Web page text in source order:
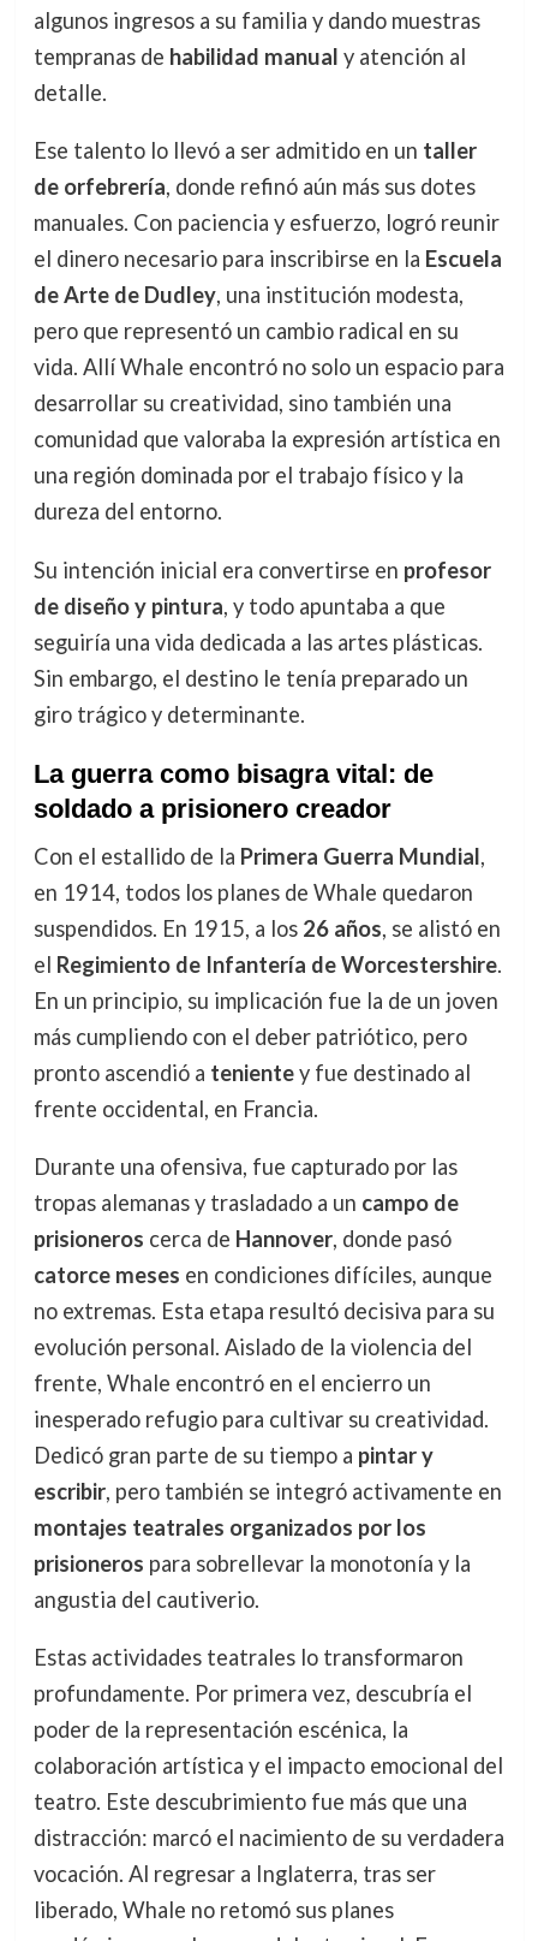
algunos ingresos a su familia y dando muestras
tempranas de habilidad manual y atención al
detalle.
Ese talento lo llevó a ser admitido en un taller
de orfebrería, donde refinó aún más sus dotes
manuales. Con paciencia y esfuerzo, logró reunir
el dinero necesario para inscribirse en la Escuela
de Arte de Dudley, una institución modesta,
pero que representó un cambio radical en su
vida. Allí Whale encontró no solo un espacio para
desarrollar su creatividad, sino también una
comunidad que valoraba la expresión artística en
una región dominada por el trabajo físico y la
dureza del entorno.
Su intención inicial era convertirse en profesor
de diseño y pintura, y todo apuntaba a que
seguiría una vida dedicada a las artes plásticas.
Sin embargo, el destino le tenía preparado un
giro trágico y determinante.
La guerra como bisagra vital: de
soldado a prisionero creador
Con el estallido de la Primera Guerra Mundial,
en 1914, todos los planes de Whale quedaron
suspendidos. En 1915, a los 26 años, se alistó en
el Regimiento de Infantería de Worcestershire.
En un principio, su implicación fue la de un joven
más cumpliendo con el deber patriótico, pero
pronto ascendió a tenientey fue destinado al
frente occidental, en Francia.
Durante una ofensiva, fue capturado por las
tropas alemanas y trasladado a un campo de
prisioneros cerca de Hannover, donde pasó
catorce meses en condiciones difíciles, aunque
no extremas. Esta etapa resultó decisiva para su
evolución personal. Aislado de la violencia del
frente, Whale encontró en el encierro un
inesperado refugio para cultivar su creatividad.
Dedicó gran parte de su tiempo a pintar y
escribir, pero también se integró activamente en
montajes teatrales organizados por los
prisioneros para sobrellevar la monotonía y la
angustia del cautiverio.
Estas actividades teatrales lo transformaron
profundamente. Por primera vez, descubría el
poder de la representación escénica, la
colaboración artística y el impacto emocional del
teatro. Este descubrimiento fue más que una
distracción: marcó el nacimiento de su verdadera
vocación. Al regresar a Inglaterra, tras ser
liberado, Whale no retomó sus planes